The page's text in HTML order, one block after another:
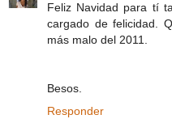
Feliz Navidad para tí
cargado de felicidad.
más malo del 2011.
Besos.
Responder